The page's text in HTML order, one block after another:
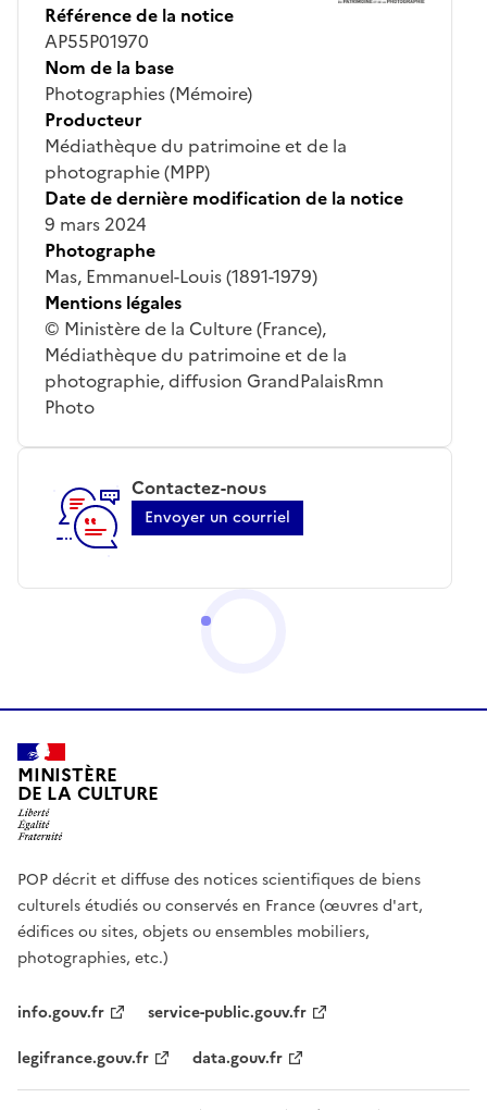
Référence de la notice
AP55P01970
Nom de la base
Photographies (Mémoire)
Producteur
Médiathèque du patrimoine et de la
photographie (MPP)
Date de dernière modification de la notice
9 mars 2024
Photographe
Mas, Emmanuel-Louis (1891-1979)
Mentions légales
© Ministère de la Culture (France),
Médiathèque du patrimoine et de la
photographie, diffusion GrandPalaisRmn
Photo
Contactez-nous
Envoyer un courriel
MINISTÈRE
DE LA CULTURE
POP décrit et diffuse des notices scientifiques de biens
culturels étudiés ou conservés en France (œuvres d'art,
édifices ou sites, objets ou ensembles mobiliers,
photographies, etc.)
info.gouv.fr
service-public.gouv.fr
legifrance.gouv.fr
data.gouv.fr